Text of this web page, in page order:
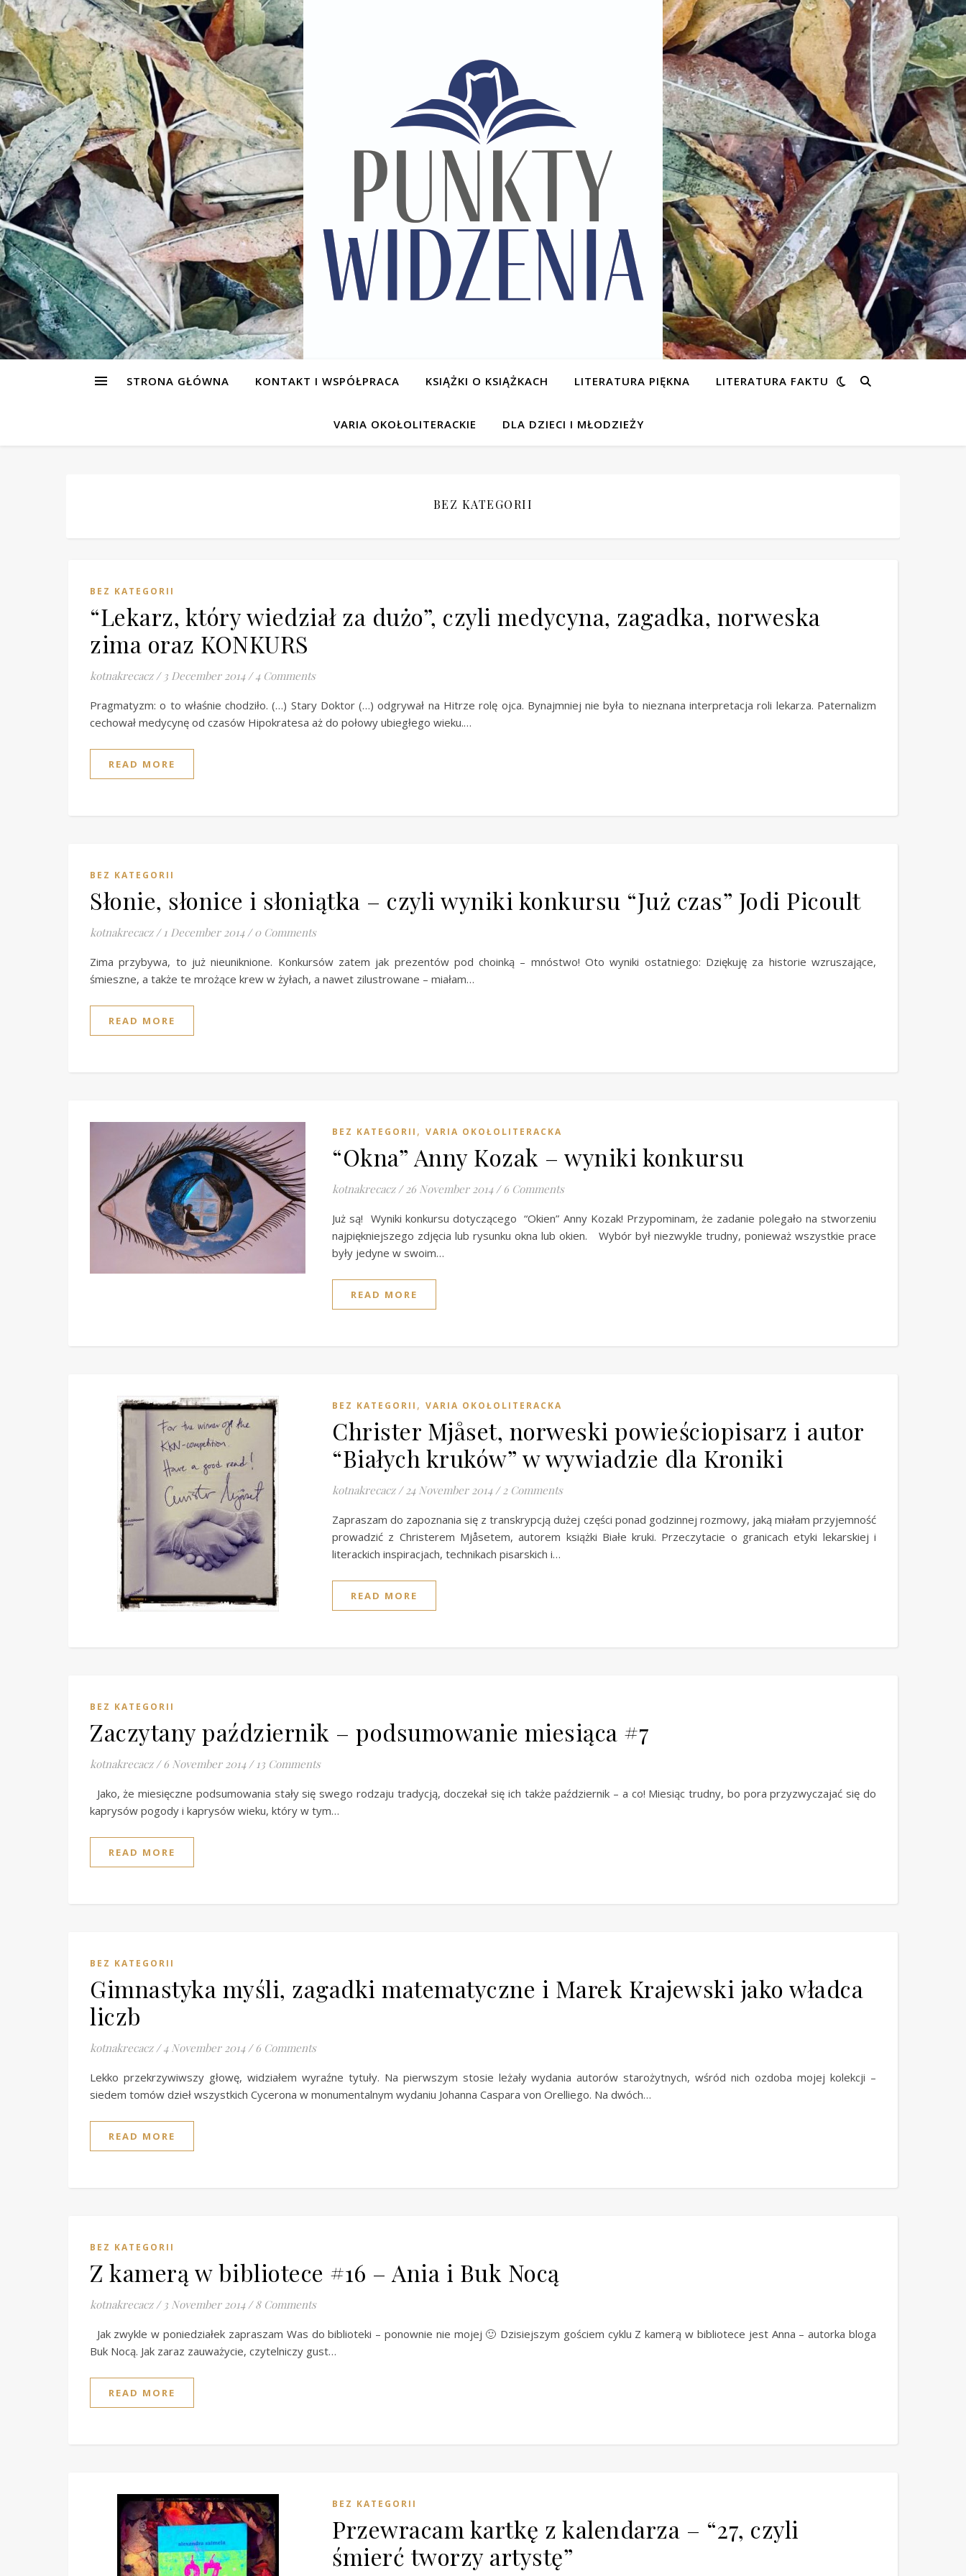
Recenzje, zwyczaje czytelnicze, podróże literackie
STRONA GŁÓWNA KONTAKT I WSPÓŁPRACA KSIĄŻKI O KSIĄŻKACH LITERATURA PIĘKNA LITERATURA FAKTU
VARIA OKOŁOLITERACKIE DLA DZIECI I MŁODZIEŻY
BEZ KATEGORII
BEZ KATEGORII
“Lekarz, który wiedział za dużo”, czyli medycyna, zagadka, norweska
zima oraz KONKURS
kotnakrecacz / 3 December 2014 / 4 Comments
Pragmatyzm: o to właśnie chodziło. (…) Stary Doktor (…) odgrywał na Hitrze rolę ojca. Bynajmniej nie była to nieznana interpretacja roli lekarza. Paternalizm
cechował medycynę od czasów Hipokratesa aż do połowy ubiegłego wieku.…
READ MORE
BEZ KATEGORII
Słonie, słonice i słoniątka – czyli wyniki konkursu “Już czas” Jodi Picoult
kotnakrecacz / 1 December 2014 / 0 Comments
Zima przybywa, to już nieuniknione. Konkursów zatem jak prezentów pod choinką – mnóstwo! Oto wyniki ostatniego: Dziękuję za historie wzruszające,
śmieszne, a także te mrożące krew w żyłach, a nawet zilustrowane – miałam…
READ MORE
BEZ KATEGORII , VARIA OKOŁOLITERACKA
“Okna” Anny Kozak – wyniki konkursu
kotnakrecacz / 26 November 2014 / 6 Comments
Już są! Wyniki konkursu dotyczącego “Okien” Anny Kozak! Przypominam, że zadanie polegało na stworzeniu
najpiękniejszego zdjęcia lub rysunku okna lub okien. Wybór był niezwykle trudny, ponieważ wszystkie prace
były jedyne w swoim…
READ MORE
BEZ KATEGORII , VARIA OKOŁOLITERACKA
Christer Mjåset, norweski powieściopisarz i autor
“Białych kruków” w wywiadzie dla Kroniki
kotnakrecacz / 24 November 2014 / 2 Comments
Zapraszam do zapoznania się z transkrypcją dużej części ponad godzinnej rozmowy, jaką miałam przyjemność
prowadzić z Christerem Mjåsetem, autorem książki Białe kruki. Przeczytacie o granicach etyki lekarskiej i
literackich inspiracjach, technikach pisarskich i…
READ MORE
BEZ KATEGORII
Zaczytany październik – podsumowanie miesiąca #7
kotnakrecacz / 6 November 2014 / 13 Comments
Jako, że miesięczne podsumowania stały się swego rodzaju tradycją, doczekał się ich także październik – a co! Miesiąc trudny, bo pora przyzwyczajać się do
kaprysów pogody i kaprysów wieku, który w tym…
READ MORE
BEZ KATEGORII
Gimnastyka myśli, zagadki matematyczne i Marek Krajewski jako władca
liczb
kotnakrecacz / 4 November 2014 / 6 Comments
Lekko przekrzywiwszy głowę, widziałem wyraźne tytuły. Na pierwszym stosie leżały wydania autorów starożytnych, wśród nich ozdoba mojej kolekcji –
siedem tomów dzieł wszystkich Cycerona w monumentalnym wydaniu Johanna Caspara von Orelliego. Na dwóch…
READ MORE
BEZ KATEGORII
Z kamerą w bibliotece #16 – Ania i Buk Nocą
kotnakrecacz / 3 November 2014 / 8 Comments
Jak zwykle w poniedziałek zapraszam Was do biblioteki – ponownie nie mojej 🙂 Dzisiejszym gościem cyklu Z kamerą w bibliotece jest Anna – autorka bloga
Buk Nocą. Jak zaraz zauważycie, czytelniczy gust…
READ MORE
BEZ KATEGORII
Przewracam kartkę z kalendarza – “27, czyli
śmierć tworzy artystę”